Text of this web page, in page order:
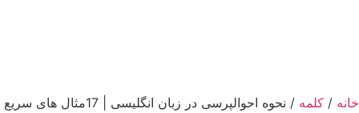
خانه / کلمه
/ نحوه احوالپرسی در زبان انگلیسی | 17مثال های سریع